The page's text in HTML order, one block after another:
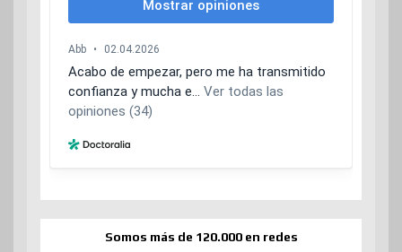
Somos más de 120.000 en redes